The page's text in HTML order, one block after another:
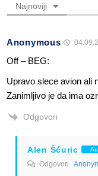
Najnoviji
Anonymous
Off – BEG:
Upravo slece avion ali
Zanimljivo je da ima
Odgovori
Alen Šćuric
Odgovori